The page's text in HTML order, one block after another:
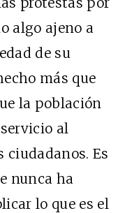
algo ajeno a
de su
más que
la población
al
ciudadanos. Es
nunca ha
lo que es el